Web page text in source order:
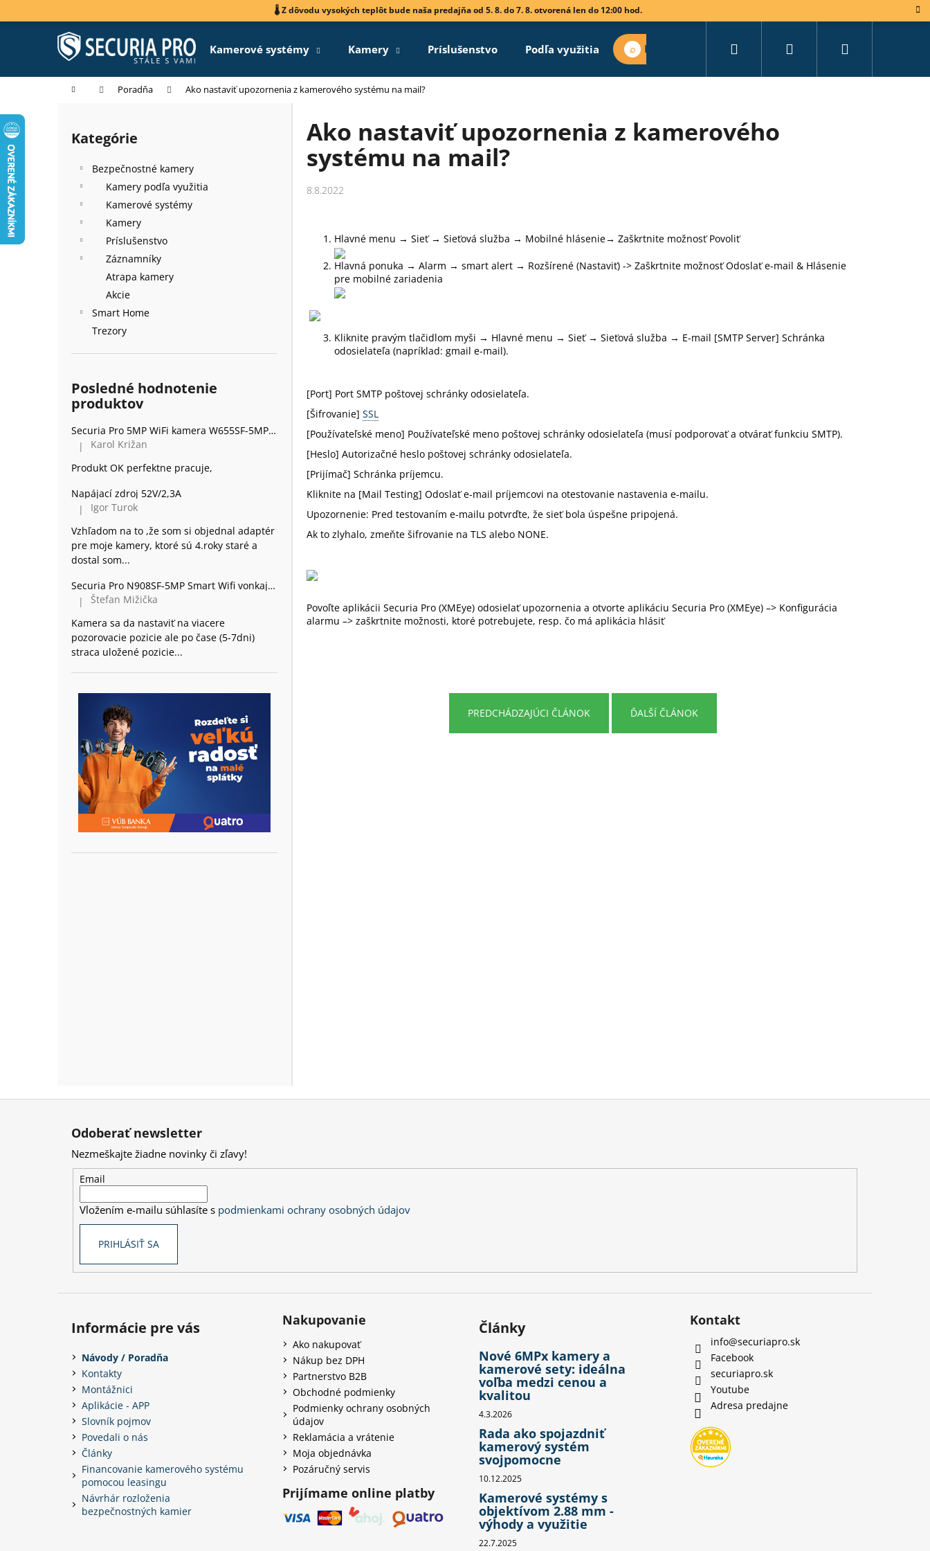
na
🌡️ Z dôvodu vysokých teplôt bude naša predajňa od 5. 8. do 7. 8. otvorená len do 12:00 hod.
Kamerové systémy Kamery Príslušenstvo Podľa využitia Nájsť vhodný set Prihlásenie
Domov Poradňa Ako nastaviť upozornenia z kamerového systému na mail?
Preskočiť
kategórie
Kategórie
Bezpečnostné kamery
Kamery podľa využitia
Kamerové systémy
Kamery
Príslušenstvo
Záznamníky
Atrapa kamery
Akcie
Smart Home
Trezory
Posledné hodnotenie
produktov
Securia Pro 5MP WiFi kamera W655SF-5MP, kov
Hodnotenie produktu je 5 z 5 hviezdičiek.
|
Karol Križan
Produkt OK perfektne pracuje,
Napájací zdroj 52V/2,3A
Hodnotenie produktu je 5 z 5 hviezdičiek.
|
Igor Turok
Vzhľadom na to ,že som si objednal adaptér
pre moje kamery, ktoré sú 4.roky staré a
dostal som...
Securia Pro N908SF-5MP Smart Wifi vonkajšia 360 Kamera Dome, plast
Hodnotenie produktu je 2 z 5 hviezdičiek.
|
Štefan Mižička
Kamera sa da nastaviť na viacere
pozorovacie pozicie ale po čase (5-7dni)
straca uložené pozicie...
Ako nastaviť upozornenia z kamerového
systému na mail?
8.8.2022
Hlavné menu → Sieť → Sieťová služba → Mobilné hlásenie→ Zaškrtnite možnosť Povoliť
Hlavná ponuka → Alarm → smart alert → Rozšírené (Nastaviť) -> Zaškrtnite možnosť Odoslať e-mail & Hlásenie
pre mobilné zariadenia
Kliknite pravým tlačidlom myši → Hlavné menu → Sieť → Sieťová služba → E-mail [SMTP Server] Schránka
odosielateľa (napríklad: gmail e-mail).
[Port] Port SMTP poštovej schránky odosielateľa.
[Šifrovanie] SSL
[Používateľské meno] Používateľské meno poštovej schránky odosielateľa (musí podporovať a otvárať funkciu SMTP).
[Heslo] Autorizačné heslo poštovej schránky odosielateľa.
[Prijímač] Schránka príjemcu.
Kliknite na [Mail Testing] Odoslať e-mail príjemcovi na otestovanie nastavenia e-mailu.
Upozornenie: Pred testovaním e-mailu potvrďte, že sieť bola úspešne pripojená.
Ak to zlyhalo, zmeňte šifrovanie na TLS alebo NONE.
Povoľte aplikácii Securia Pro (XMEye) odosielať upozornenia a otvorte aplikáciu Securia Pro (XMEye) –> Konfigurácia
alarmu –> zaškrtnite možnosti, ktoré potrebujete, resp. čo má aplikácia hlásiť
PREDCHÁDZAJÚCI ČLÁNOK ĎALŠÍ ČLÁNOK
o
k
Späť
obchodu
Späť
obchodu
Čo potrebujete nájsť?
HĽADAŤ
Odoberať newsletter
Nezmeškajte žiadne novinky či zľavy!
Email
Vložením e-mailu súhlasíte s podmienkami ochrany osobných údajov
PRIHLÁSIŤ SA
Informácie pre vás
Návody / Poradňa
Kontakty
Montážnici
Aplikácie - APP
Slovník pojmov
Povedali o nás
Články
Financovanie kamerového systému
pomocou leasingu
Návrhár rozloženia
bezpečnostných kamier
Nakupovanie
Ako nakupovať
Nákup bez DPH
Partnerstvo B2B
Obchodné podmienky
Podmienky ochrany osobných
údajov
Reklamácia a vrátenie
Moja objednávka
Pozáručný servis
Prijímame online platby
Články
Nové 6MPx kamery a
kamerové sety: ideálna
voľba medzi cenou a
kvalitou
4.3.2026
Rada ako spojazdniť
kamerový systém
svojpomocne
10.12.2025
Kamerové systémy s
objektívom 2.88 mm -
výhody a využitie
22.7.2025
Kontakt
info@securiapro.sk
Facebook
securiapro.sk
Youtube
Adresa predajne